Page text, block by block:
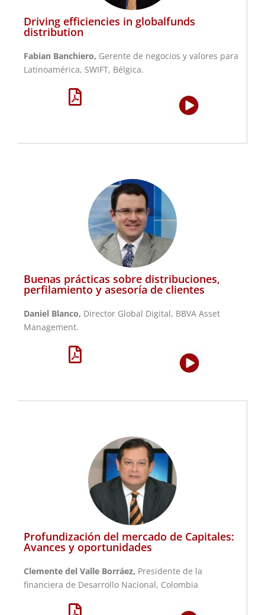
Driving efficiencies in globalfunds
distribution
Fabian Banchiero, Gerente de negocios y valores para
Latinoamérica, SWIFT, Bélgica.
Buenas prácticas sobre distribuciones,
perfilamiento y asesoría de clientes
Daniel Blanco, Director Global Digital, BBVA Asset
Management.
Profundización del mercado de Capitales:
Avances y oportunidades
Clemente del Valle Borráez, Presidente de la
financiera de Desarrollo Nacional, Colombia